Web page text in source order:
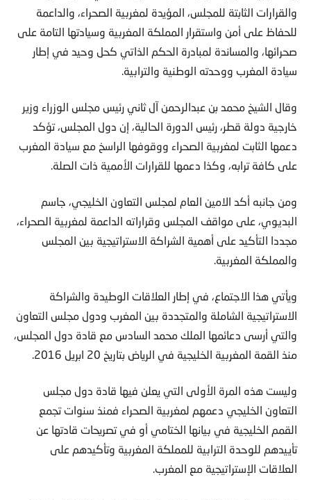
والقرارات الثابتة للمجلس، المؤيدة لمغربية الصحراء، والداعمة
للحفاظ على أمن واستقرار المملكة المغربية وسيادتها التامة على
صحرائها، والمساندة لمبادرة الحكم الذاتي كحل وحيد في إطار
سيادة المغرب ووحدته الوطنية والترابية.
وقال الشيخ محمد بن عبدالرحمن آل ثاني رئيس مجلس الوزراء وزير
خارجية دولة قطر، رئيس الدورة الحالية، إن دول المجلس، تؤكد
دعمها الثابت لمغربية الصحراء ووقوفها الراسخ مع سيادة المغرب
على كافة ترابه، وكذا دعمها للقرارات الأممية ذات الصلة.
ومن جانبه أكد الامين العام لمجلس التعاون الخليجي، جاسم
البديوي، على مواقف المجلس وقراراته الداعمة لمغربية الصحراء،
مجددا التأكيد على أهمية الشراكة الاستراتيجية بين المجلس
والمملكة المغربية.
ويأتي هذا الاجتماع، في إطار العلاقات الوطيدة والشراكة
الاستراتيجية الشاملة والمتجددة بين المغرب ودول مجلس التعاون
والتي أرسى دعائمها الملك محمد السادس مع قادة دول المجلس،
منذ القمة المغربية الخليجية في الرياض بتاريخ 20 ابريل 2016.
وليست هذه المرة الأولى التي يعلن فيها قادة دول مجلس
التعاون الخليجي دعمهم لمغربية الصحراء فمنذ سنوات تجمع
القمم الخليجية في بيانها الختامي أو في تصريحات قادتها عن
تأييدهم للوحدة الترابية للمملكة المغربية وتأكيدهم على
العلاقات الإستراتيجية مع المغرب.